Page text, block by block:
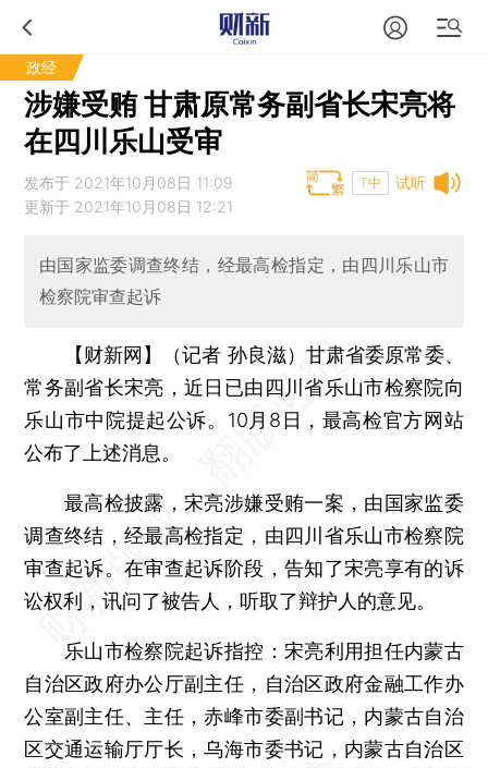
政经
涉嫌受贿 甘肃原常务副省长宋亮将
在四川乐山受审
试听
发布于 2021年10月08日 11:09
更新于 2021年10月08日 12:21
T中
由国家监委调查终结，经最高检指定，由四川乐山市
检察院审查起诉
【财新网】（记者 孙良滋） 甘肃省委原常委、
常务副省长宋亮，近日已由四川省乐山市检察院向
乐山市中院提起公诉。10月8日，最高检官方网站
公布了上述消息。
最高检披露，宋亮涉嫌受贿一案，由国家监委
调查终结，经最高检指定，由四川省乐山市检察院
审查起诉。在审查起诉阶段，告知了宋亮享有的诉
讼权利，讯问了被告人，听取了辩护人的意见。
乐山市检察院起诉指控：宋亮利用担任内蒙古
自治区政府办公厅副主任，自治区政府金融工作办
公室副主任、主任，赤峰市委副书记，内蒙古自治
区交通运输厅厅长，乌海市委书记，内蒙古自治区